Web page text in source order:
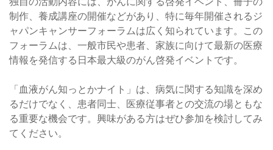
制作、養成講座の開催などがあり、特に毎年開催されるジ
ャパンキャンサーフォーラムは広く知られています。この
フォーラムは、一般市民や患者、家族に向けて最新の医療
情報を発信する日本最大級のがん啓発イベントです。
「血液がん知っとかナイト」は、病気に関する知識を深め
るだけでなく、患者同士、医療従事者との交流の場ともな
る重要な機会です。興味がある方はぜひ参加を検討してみ
てください。